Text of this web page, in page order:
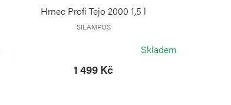
Hrnec Profi Tejo 2000 1,5 l
SILAMPOS
Skladem
1 499 Kč